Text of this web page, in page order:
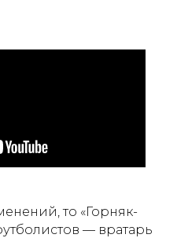
то «Горняк-
— вратарь